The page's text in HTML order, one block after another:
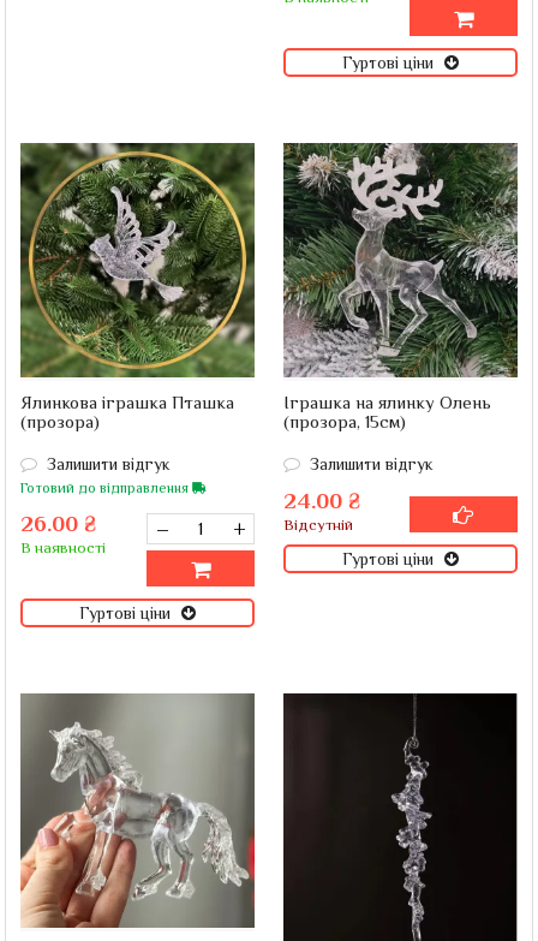
Гуртові ціни
Ялинкова іграшка Пташка
(прозора)
Залишити відгук
Готовий до відправлення
26.00 ₴
В наявності
– +
Гуртові ціни
Іграшка на ялинку Олень
(прозора, 15см)
Залишити відгук
24.00 ₴
Відсутній
Гуртові ціни